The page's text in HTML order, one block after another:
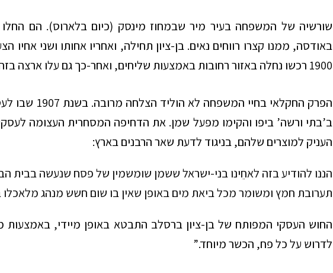
שורשיה של המשפחה בעיר מיר שבמחוז מינסק (כיום בלארוס). הם
באודסה, ממנו קצרו רווחים נאים. בן-ציון תחילה, ואחריו אחותו ושני אחיו
1900 רכשו נחלה באזור רחובות באמצעות שליחים, ואחר-כך גם עלו ארצה בזה אחר זה.
הפרק החקלאי
ב’בתי ורשה’ ביפו והקימו מפעל שמן. את הדחיפה המסחרית העצומה
העניק למוצרים שלהם, בניגוד לדעת שאר הרבנים בארץ:
הננו להודיע בזה לאחֵינו בני-ישראל ששמן שומשמין של פסח שנעשה
תערובת חמץ ומשומר מכל ביאת מים באופן שאין בו שום חשש מנהג מלאכלו
החוש העסקי המפותח של בן-ציון ברסלב התבטא באופן מיידי, באמצעות
לדרוש על כל פח, הכשר מיוחד.”